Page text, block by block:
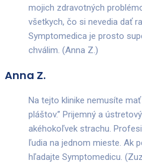
mojich zdravotných
všetkych, čo si nevedia dať
Symptomedica je prosto
chválim. (Anna Z.)
Anna Z.
Na tejto klinike nemusíte
pláštov.” Prijemný a
akéhokoľvek strachu.
ľudia na jednom mieste. Ak
hľadajte Symptomedicu.